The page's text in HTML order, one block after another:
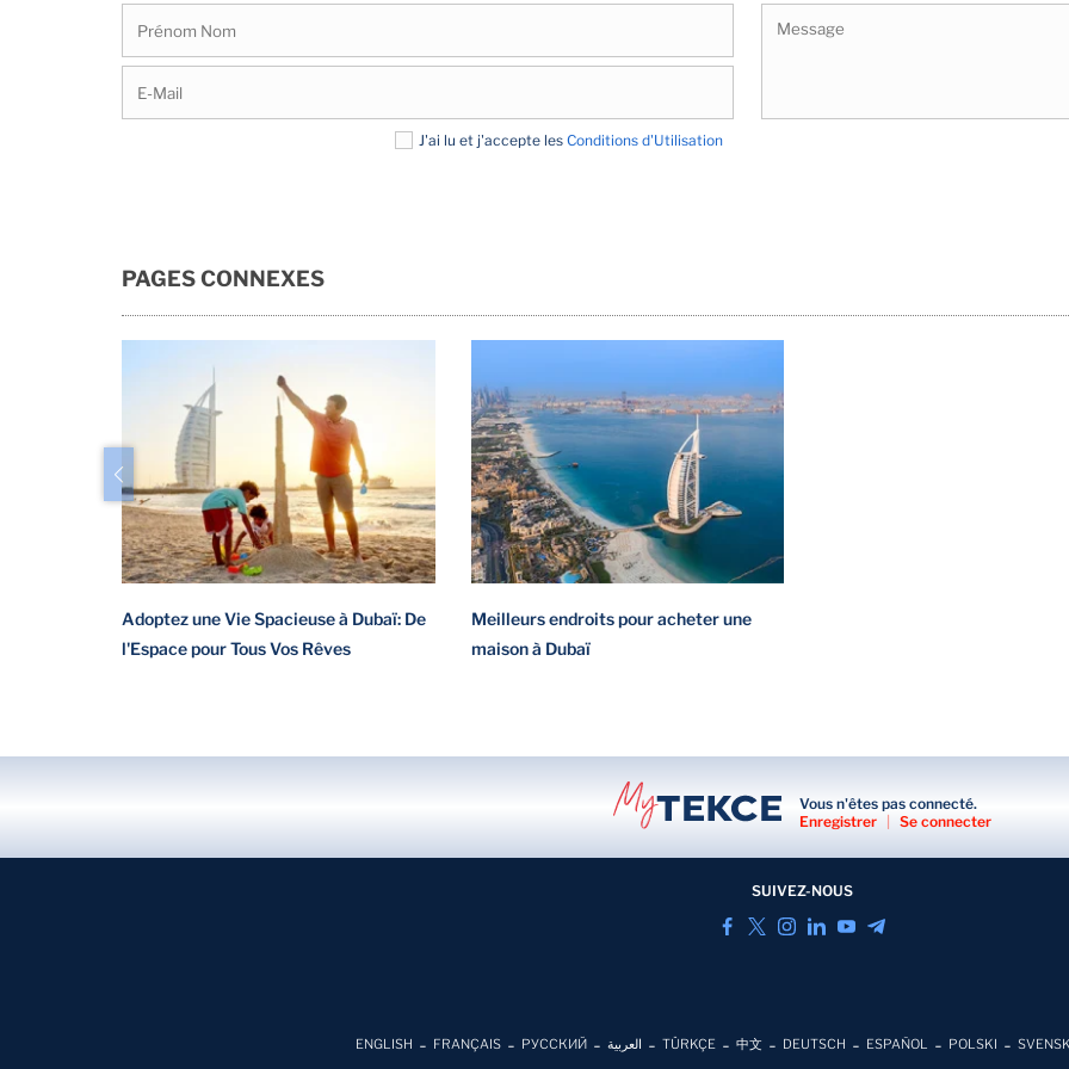
J'ai lu et j'accepte les Conditions d'Utilisation
PAGES CONNEXES
Adoptez une Vie Spacieuse à Dubaï: De
l'Espace pour Tous Vos Rêves
Meilleurs endroits pour acheter une
maison à Dubaï
Vous n'êtes pas connecté.
Enregistrer
| Se connecter
SUIVEZ-NOUS
ENGLISH FRANÇAIS РУССКИЙ العربية TÜRKÇE 中文 DEUTSCH ESPAÑOL POLSKI